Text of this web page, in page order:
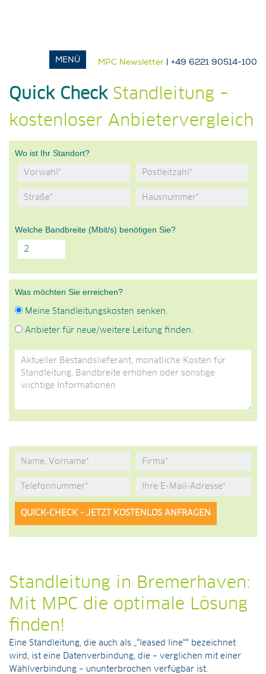
MPC Newsletter | +49 6221 90514-100
Quick CheckStandleitung –
kostenloser Anbietervergleich
Wo ist Ihr Standort?
Welche Bandbreite (Mbit/s) benötigen Sie?
Was möchten Sie erreichen?
Meine Standleitungskosten senken.
Anbieter für neue/weitere Leitung finden.
Standleitung in Bremerhaven:
Mit MPC die optimale Lösung
finden!
Eine Standleitung, die auch als „“leased line““ bezeichnet
wird, ist eine Datenverbindung, die – verglichen mit einer
Wählverbindung – ununterbrochen verfügbar ist.